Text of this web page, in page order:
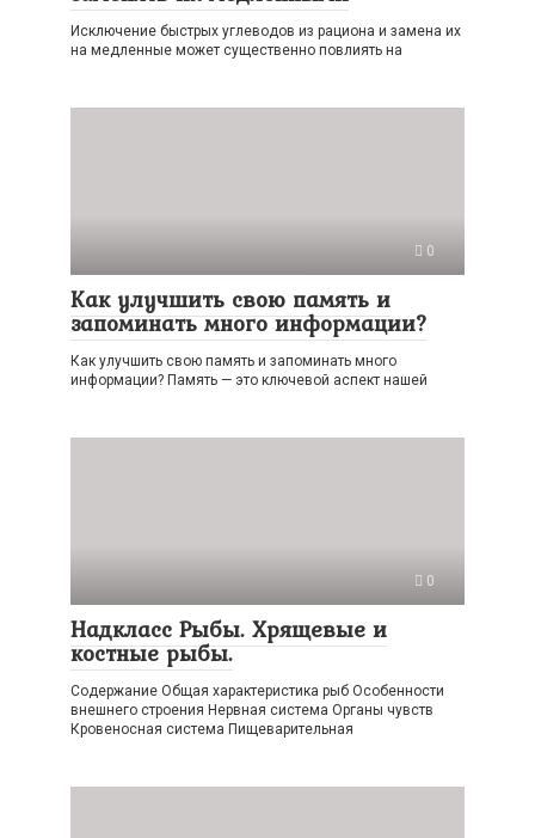
Исключение быстрых углеводов из рациона и замена их
на медленные может существенно повлиять на
0
Как улучшить свою память и
запоминать много информации?
Как улучшить свою память и запоминать много
информации? Память — это ключевой аспект нашей
0
Надкласс Рыбы. Хрящевые и
костные рыбы.
Содержание Общая характеристика рыб Особенности
внешнего строения Нервная система Органы чувств
Кровеносная система Пищеварительная